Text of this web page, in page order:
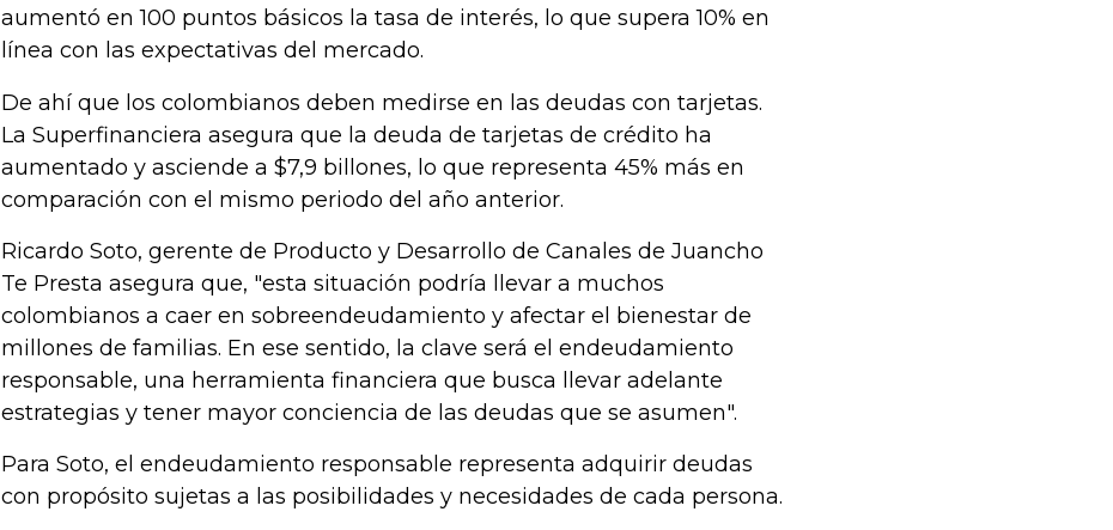
aumentó en 100 puntos básicos la tasa de interés, lo que supera 10% en
línea con las expectativas del mercado.
De ahí que los colombianos deben medirse en las deudas con tarjetas.
La Superfinanciera asegura que la deuda de tarjetas de crédito ha
aumentado y asciende a $7,9 billones, lo que representa 45% más en
comparación con el mismo periodo del año anterior.
Ricardo Soto, gerente de Producto y Desarrollo de Canales de Juancho
Te Presta asegura que, "esta situación podría llevar a muchos
colombianos a caer en sobreendeudamiento y afectar el bienestar de
millones de familias. En ese sentido, la clave será el endeudamiento
responsable, una herramienta financiera que busca llevar adelante
estrategias y tener mayor conciencia de las deudas que se asumen".
Para Soto, el endeudamiento responsable representa adquirir deudas
con propósito sujetas a las posibilidades y necesidades de cada persona.